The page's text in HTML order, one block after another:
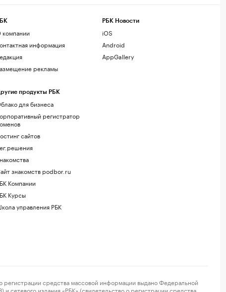
информация
рекламы
продукты РБК
для бизнеса
регистратор
сайтов
знакомств podbor.ru
Компании
Курсы
управления РБК
РБК Новости
iOS
Android
AppGallery
средства массовой информации выдано Федеральной
издания «РБК» (свидетельство о регистрации средства